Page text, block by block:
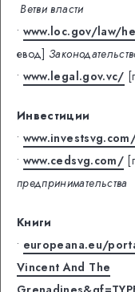
Ветви власти
• www.loc.gov/law/
евод]
• www.legal.gov.vc/
Инвестиции
•
• www.cedsvg.com/
предпринимательства
Книги
• europeana.eu/
Vincent And The